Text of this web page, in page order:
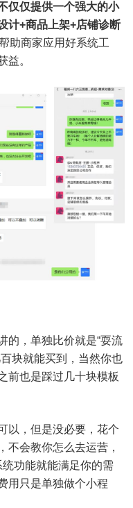
仅仅提供一个强大的小
计+商品上架+店铺诊断
帮助商家应用好系统工
益。
的，单独比价就是“耍流
块就能买到，当然你也
前也是踩过几十块模板
以，但是没必要，花个
不会教你怎么去运营，
功能就能满足你的需
用只是单独做个小程